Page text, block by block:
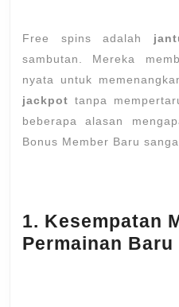
Free spins adalah
sambutan. Mereka
nyata untuk
jackpot tanpa
beberapa alasan
Bonus Member Baru
1. Kesempatan
Permainan Baru